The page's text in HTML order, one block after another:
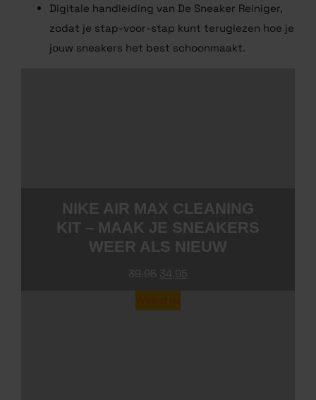
Standaard borstel
Microvezeldoekje
Digitale handleiding van De Sneaker Reiniger,
NIKE AIR MAX CLEANING
KIT – MAAK JE
SNEAKERS WEER ALS
NIEUW